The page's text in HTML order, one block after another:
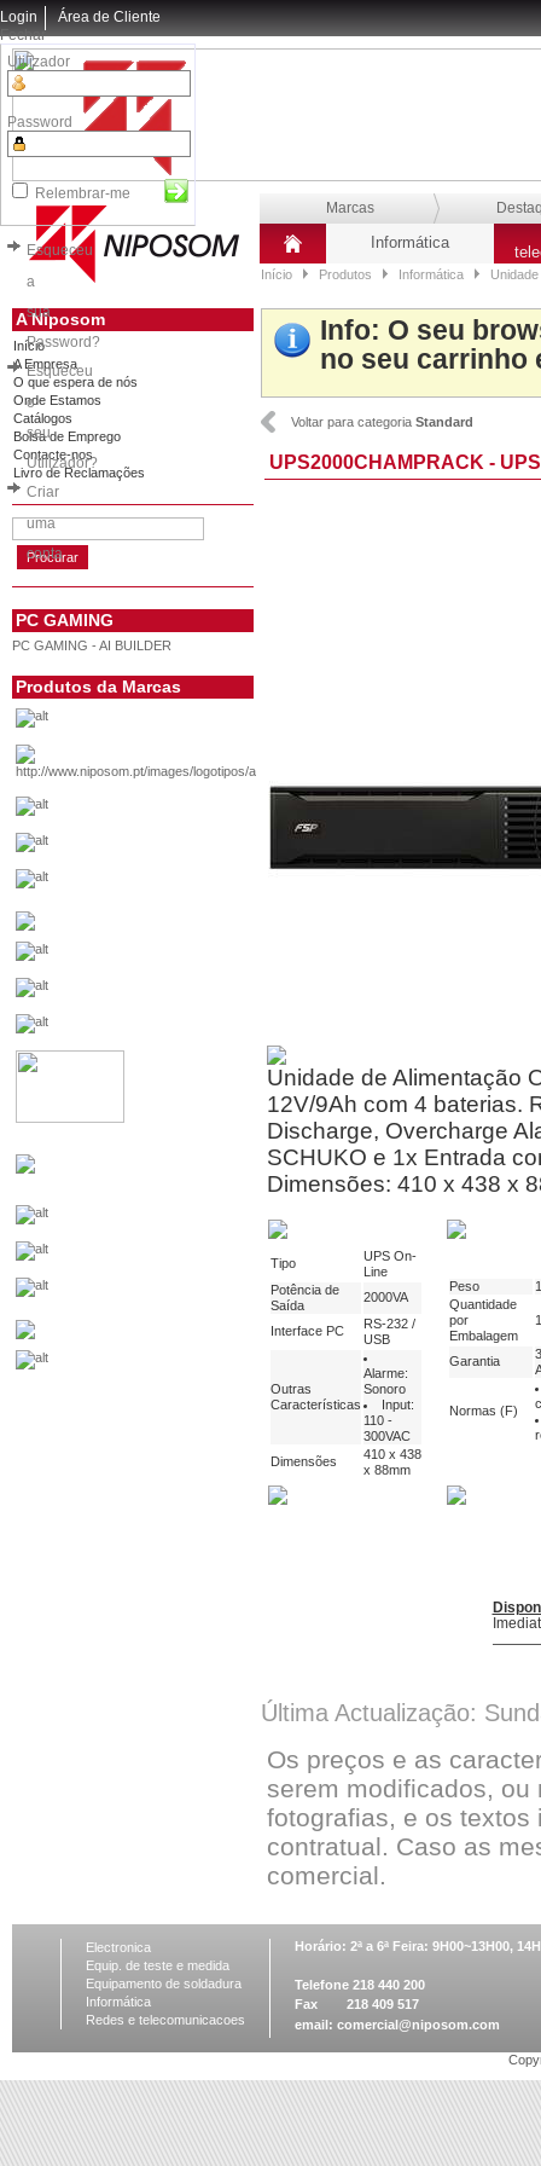
Login
Fechar
Utilizador
Password
Relembrar-me
Esqueceu
a
sua
Password?
Esqueceu
o
seu
Utilizador?
Criar
uma
conta
Área de Cliente
Marcas
Informática
Início Produtos Informática
A Niposom
Início
A Empresa
O que espera de nós
Onde Estamos
Catálogos
Bolsa de Emprego
Contacte-nos
Livro de Reclamações
PC GAMING
PC GAMING - AI BUILDER
Produtos da Marcas
Info: O seu
no seu carrinho
Voltar para categoria Standard
UPS2000CHAMPRACK -
Unidade de Alimentação
12V/9Ah com 4 baterias.
Discharge, Overcharge
SCHUKO e 1x Entrada
Dimensões: 410 x 438 x
Tipo
UPS On-
Line
Potência de
Saída
2000VA
Interface PC
RS-232 /
USB
Outras
Características
Alarme:
Sonoro
Input:
110 -
300VAC
Dimensões
410 x 438
x 88mm
Peso
Quantidade
por
Embalagem
1
Garantia
3
Normas (F)
Última Actualização:
Os preços e as
serem modificados, ou
fotografias, e os
contratual. Caso as
comercial.
Electronica
Equip. de teste e medida
Equipamento de soldadura
Informática
Redes e telecomunicacoes
Horário: 2ª a 6ª Feira: 9H00~13H00,
Telefone 218 440 200
Fax 218 409 517
email: comercial@niposom.com